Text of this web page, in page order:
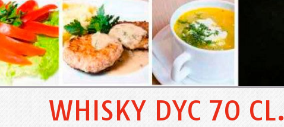
WHISKY DYC 70 CL.